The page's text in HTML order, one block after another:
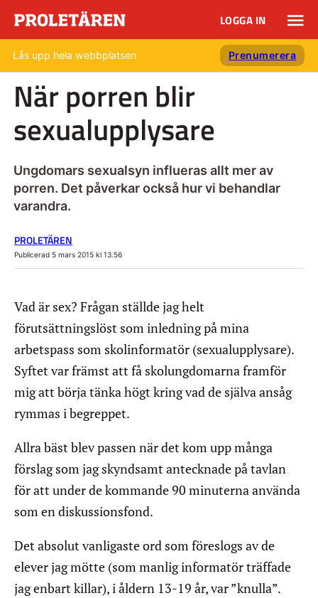
LOGGA IN
Lås upp hela webbplatsen Prenumerera
När porren blir
sexualupplysare
Ungdomars sexualsyn influeras allt mer av
porren. Det påverkar också hur vi behandlar
varandra.
PROLETÄREN
Publicerad 5 mars 2015 kl 13.56
Vad är sex? Frågan ställde jag helt
förutsättningslöst som inledning på mina
arbetspass som skolinformatör (sexualupplysare).
Syftet var främst att få skolungdomarna framför
mig att börja tänka högt kring vad de själva ansåg
rymmas i begreppet.
Allra bäst blev passen när det kom upp många
förslag som jag skyndsamt antecknade på tavlan
för att under de kommande 90 minuterna använda
som en diskussionsfond.
Det absolut vanligaste ord som föreslogs av de
elever jag mötte (som manlig informatör träffade
jag enbart killar), i åldern 13-19 år, var ”knulla”.